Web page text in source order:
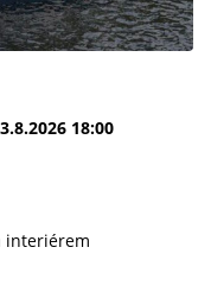
18:00
interiérem